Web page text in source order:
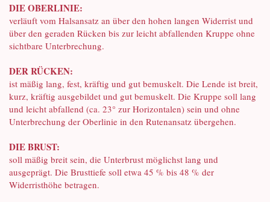
DIE OBERLINIE:
verläuft vom Halsansatz an über den hohen langen Widerrist und
über den geraden Rücken bis zur leicht abfallenden Kruppe ohne
sichtbare Unterbrechung.
DER RÜCKEN:
ist mäßig lang, fest, kräftig und gut bemuskelt. Die Lende ist breit,
kurz, kräftig ausgebildet und gut bemuskelt. Die Kruppe soll lang
und leicht abfallend (ca. 23° zur Horizontalen) sein und ohne
Unterbrechung der Oberlinie in den Rutenansatz übergehen.
DIE BRUST:
soll mäßig breit sein, die Unterbrust möglichst lang und
ausgeprägt. Die Brusttiefe soll etwa 45 % bis 48 % der
Widerristhöhe betragen.